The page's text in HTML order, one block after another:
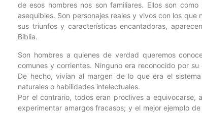
de esos hombres nos son familiares. Ellos son
asequibles. Son personajes reales y vivos con los
sus triunfos y características encantadoras,
Biblia.
Son hombres a quienes de verdad queremos
comunes y corrientes. Ninguno era reconocido por
De hecho, vivían al margen de lo que era el
naturales o habilidades intelectuales.
Por el contrario, todos eran proclives a
experimentar amargos fracasos; y el mejor ejemplo